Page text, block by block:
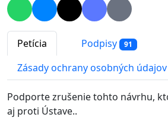
Petícia Podpisy 91
Zásady ochrany osobných údajov
Podporte zrušenie tohto návrhu,
aj proti Ústave..